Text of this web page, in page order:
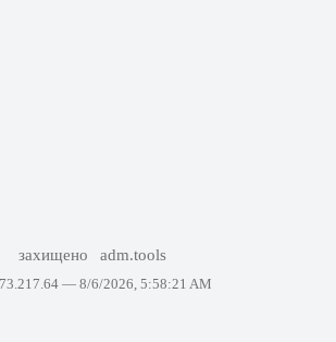
захищено adm.tools
— 8/6/2026, 5:58:21 AM